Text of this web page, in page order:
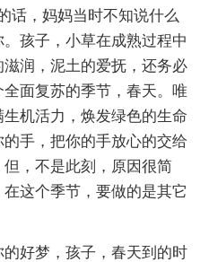
话，妈妈当时不知说什么
孩子，小草在成熟过程中
润，泥土的爱抚，还务必
面复苏的季节，春天。唯
机活力，焕发绿色的生命
手，把你的手放心的交给
，不是此刻，原因很简
这个季节，要做的是其它
好梦，孩子，春天到的时